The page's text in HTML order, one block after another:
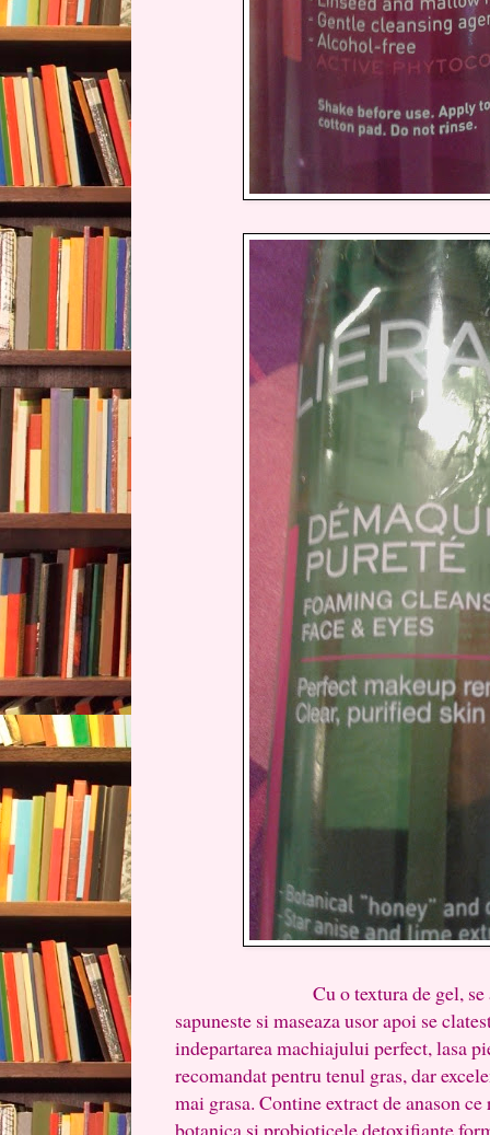
Cu o textura de gel, se
sapuneste si maseaza usor apoi se
indepartarea machiajului perfect, lasa
recomandat pentru tenul gras, dar
mai grasa. Contine extract de anason
botanica si probioticele detoxifiante